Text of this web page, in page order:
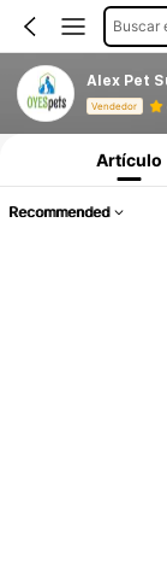
Buscar
Alex Pet
Vendedor
Artículo
Recommended